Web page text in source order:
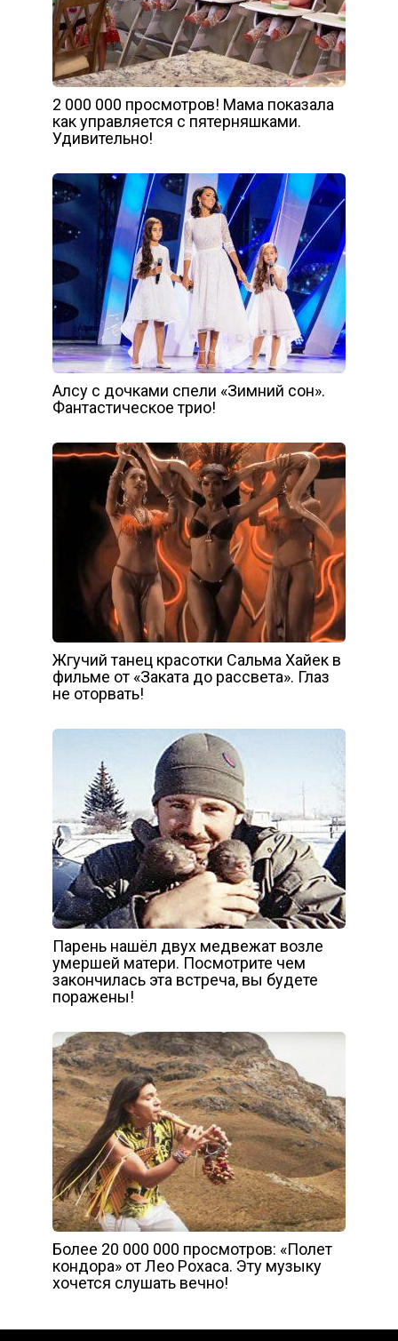
2 000 000 просмотров! Мама показала
как управляется с пятерняшками.
Удивительно!
Алсу с дочками спели «Зимний сон».
Фантастическое трио!
Жгучий танец красотки Сальма Хайек в
фильме от «Заката до рассвета». Глаз
не оторвать!
Парень нашёл двух медвежат возле
умершей матери. Посмотрите чем
закончилась эта встреча, вы будете
поражены!
Более 20 000 000 просмотров: «Полет
кондора» от Лео Рохаса. Эту музыку
хочется слушать вечно!